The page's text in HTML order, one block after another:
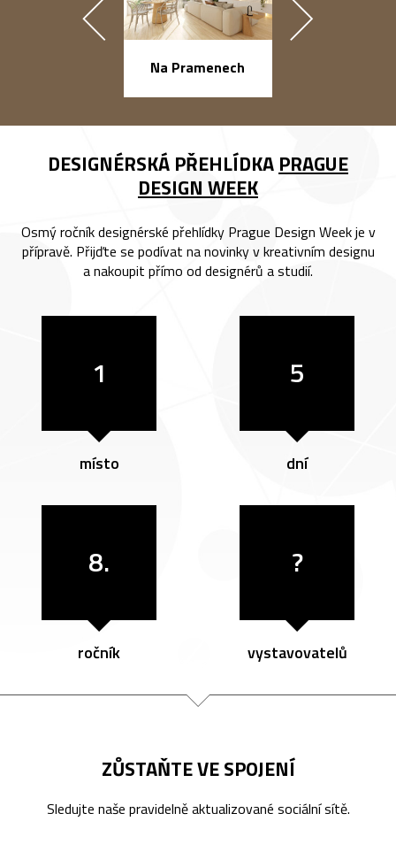
Na Pramenech
DESIGNÉRSKÁ PŘEHLÍDKA PRAGUE
DESIGN WEEK
Osmý ročník designérské přehlídky Prague Design Week je v
přípravě. Přijďte se podívat na novinky v kreativním designu
a nakoupit přímo od designérů a studií.
1
místo
5
dní
8.
ročník
?
vystavovatelů
ZŮSTAŇTE VE SPOJENÍ
Sledujte naše pravidelně aktualizované sociální sítě.